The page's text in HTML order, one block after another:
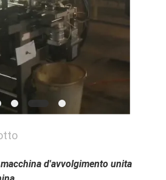
d'avvolgimento unita